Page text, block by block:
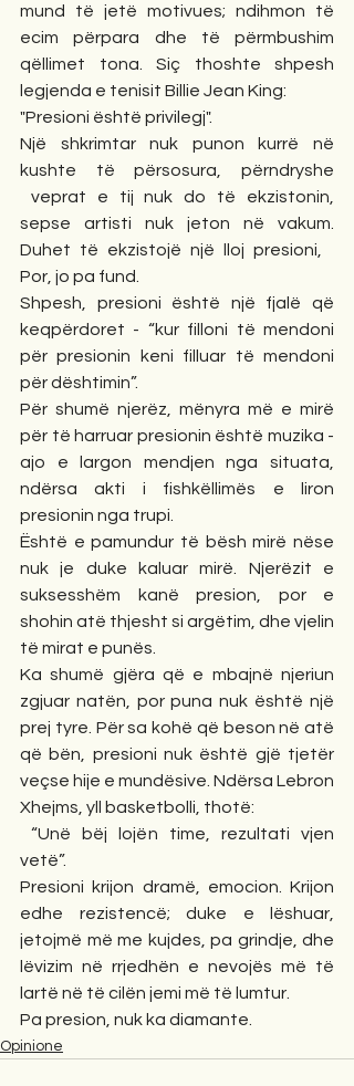
mund të jetë motivues; ndihmon të
ecim përpara dhe të përmbushim
qëllimet tona. Siç thoshte shpesh
legjenda e tenisit Billie Jean King:
"Presioni është privilegj".
Një shkrimtar nuk punon kurrë në
kushte të përsosura, përndryshe
veprat e tij nuk do të ekzistonin,
sepse artisti nuk jeton në vakum.
Duhet të ekzistojë një lloj presioni,
Por, jo pa fund.
Shpesh, presioni është një fjalë që
keqpërdoret - “kur filloni të mendoni
për presionin keni filluar të mendoni
për dështimin”.
Për shumë njerëz, mënyra më e mirë
për të harruar presionin është muzika -
ajo e largon mendjen nga situata,
ndërsa akti i fishkëllimës e liron
presionin nga trupi.
Është e pamundur të bësh mirë nëse
nuk je duke kaluar mirë. Njerëzit e
suksesshëm kanë presion, por e
shohin atë thjesht si argëtim, dhe vjelin
të mirat e punës.
Ka shumë gjëra që e mbajnë njeriun
zgjuar natën, por puna nuk është një
prej tyre. Për sa kohë që beson në atë
që bën, presioni nuk është gjë tjetër
veçse hije e mundësive. Ndërsa Lebron
Xhejms, yll basketbolli, thotë:
“Unë bëj lojën time, rezultati vjen
vetë”.
Presioni krijon dramë, emocion. Krijon
edhe rezistencë; duke e lëshuar,
jetojmë më me kujdes, pa grindje, dhe
lëvizim në rrjedhën e nevojës më të
lartë në të cilën jemi më të lumtur.
Pa presion, nuk ka diamante.
Opinione